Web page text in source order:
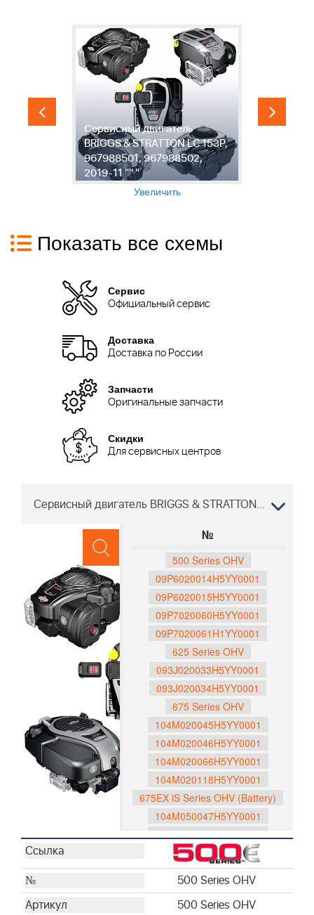
Сервисный двигатель
BRIGGS & STRATTON LC 153P,
967988501, 967988502,
2019-11 "" "
Увеличить
Показать все схемы
Сервис
Официальный сервис
Доставка
Доставка по России
Запчасти
Оригинальные запчасти
Скидки
Для сервисных центров
Сервисный двигатель BRIGGS & STRATTON LC 153P, 967988501, 967988502, 2019-11 "" "
№
500 Series OHV
09P6020014H5YY0001
09P6020015H5YY0001
09P7020060H5YY0001
09P7020061H1YY0001
625 Series OHV
093J020033H5YY0001
093J020034H5YY0001
675 Series OHV
104M020045H5YY0001
104M020046H5YY0001
104M020066H5YY0001
104M020118H5YY0001
675EX iS Series OHV (Battery)
104M050047H5YY0001
104M050048H5YY0001
104M0B0065H5YY0001
104M0B0116H5YY0001
597189
596088
500 Series OHV
500 Series OHV